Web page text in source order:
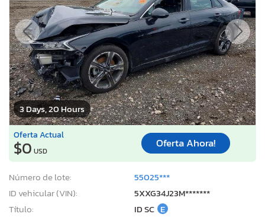
3 Days, 20 Hours
Oferta Actual
$0 USD
Oferta Ahora!
Número de lote:
55025***
ID vehicular (VIN):
5XXG34J23M*******
Título:
ID SC E